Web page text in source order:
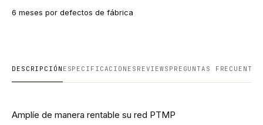
6 meses por defectos de fábrica
DESCRIPCIÓN ESPECIFICACIONES REVIEWS PREGUNTAS FRECUENTES
Amplíe de manera rentable su red PTMP